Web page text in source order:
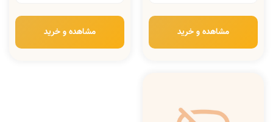
مشاهده و خرید مشاهده و خرید